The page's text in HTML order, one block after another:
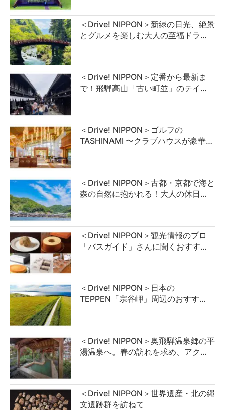
＜Drive! NIPPON＞新緑の日光、絶景
とグルメを楽しむ大人の至福ドラ…
＜Drive! NIPPON＞定番から最新ま
で！飛騨高山「古い町並」のテイ…
＜Drive! NIPPON＞ゴルフの
TASHINAMI 〜クラブハウスが豪華…
＜Drive! NIPPON＞古都・京都で海と
森の自然に抱かれる！大人の休日…
＜Drive! NIPPON＞観光情報のプロ
「バスガイド」さんに聞くおすす…
＜Drive! NIPPON＞日本の
TEPPEN「宗谷岬」周辺のおすす…
＜Drive! NIPPON＞奥飛騨温泉郷の平
湯温泉へ。春の訪れを求め、アク…
＜Drive! NIPPON＞世界遺産・北の縄
文遺跡群を訪ねて